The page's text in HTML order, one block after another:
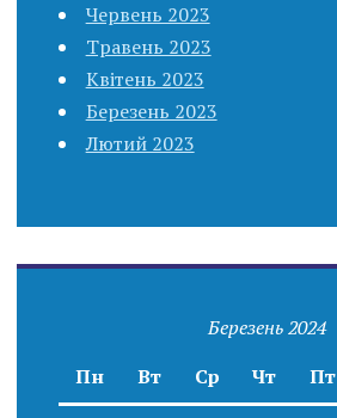
Червень 2023
Травень 2023
Квітень 2023
Березень 2023
Лютий 2023
Березень 2024
Пн
Вт Ср Чт Пт